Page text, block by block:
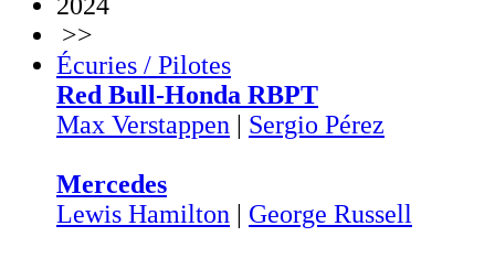
>>
Écuries / Pilotes
Red Bull-Honda RBPT
Max Verstappen | Sergio Pérez
Mercedes
Lewis Hamilton | George Russell